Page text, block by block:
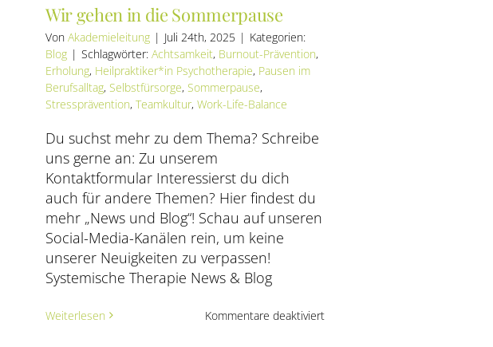
Wir gehen in die Sommerpause
Von Akademieleitung | Juli 24th, 2025 | Kategorien:
Blog | Schlagwörter: Achtsamkeit, Burnout-Prävention,
Erholung, Heilpraktiker*in Psychotherapie, Pausen im
Berufsalltag, Selbstfürsorge, Sommerpause,
Stressprävention, Teamkultur, Work-Life-Balance
Du suchst mehr zu dem Thema? Schreibe
uns gerne an: Zu unserem
Kontaktformular Interessierst du dich
auch für andere Themen? Hier findest du
mehr „News und Blog“! Schau auf unseren
Social-Media-Kanälen rein, um keine
unserer Neuigkeiten zu verpassen!
Systemische Therapie News & Blog
Weiterlesen Kommentare deaktiviertfür